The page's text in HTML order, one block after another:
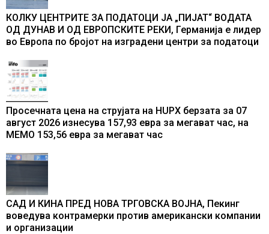
КОЛКУ ЦЕНТРИТЕ ЗА ПОДАТОЦИ ЈА „ПИЈАТ“ ВОДАТА
ОД ДУНАВ И ОД ЕВРОПСКИТЕ РЕКИ, Германија е лидер
во Европа по бројот на изградени центри за податоци
Просечната цена на струјата на HUPX берзата за 07
август 2026 изнесува 157,93 евра за мегават час, на
МЕМО 153,56 евра за мегават час
САД И КИНА ПРЕД НОВА ТРГОВСКА ВОЈНА, Пекинг
воведува контрамерки против американски компании
и организации